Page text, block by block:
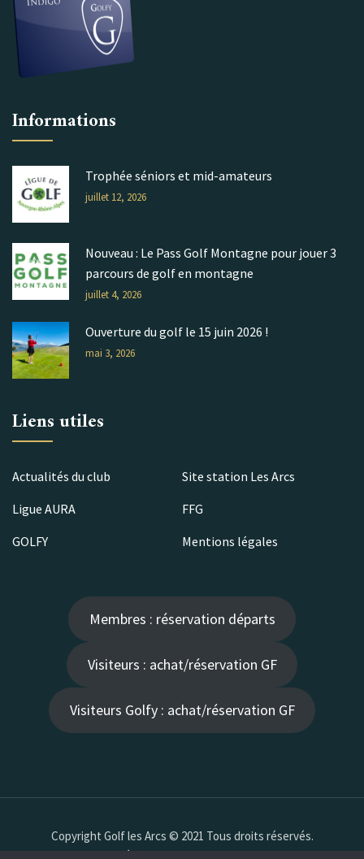
Informations
Trophée séniors et mid-amateurs
juillet 12, 2026
Nouveau : Le Pass Golf Montagne pour jouer 3
parcours de golf en montagne
juillet 4, 2026
Ouverture du golf le 15 juin 2026 !
mai 3, 2026
Liens utiles
Actualités du club
Site station Les Arcs
Ligue AURA
FFG
GOLFY
Mentions légales
Membres : réservation départs
Visiteurs : achat/réservation GF
Visiteurs Golfy : achat/réservation GF
Copyright Golf les Arcs © 2021 Tous droits réservés.
CréationvalSeban -Azimuts